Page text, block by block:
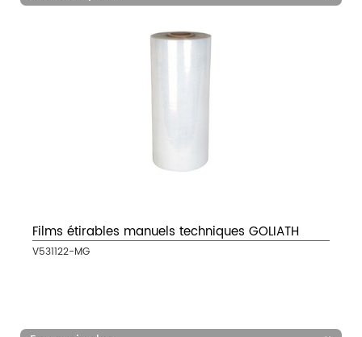
Films étirables manuels techniques GOLIATH
V531122-MG